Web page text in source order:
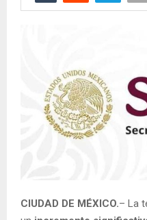
CIUDAD DE MÉXICO.– La